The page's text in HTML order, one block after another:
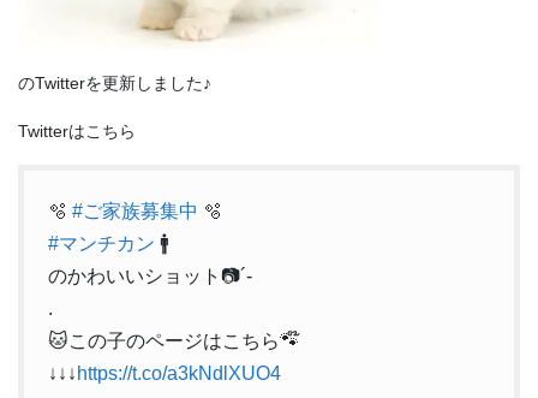
のTwitterを更新しました♪
Twitterはこちら
🫧 #ご家族募集中 🫧
#マンチカン 🚹
のかわいいショット📷´-
.
🐱この子のページはこちら🐾໊
↓↓↓ https://t.co/a3kNdlXUO4